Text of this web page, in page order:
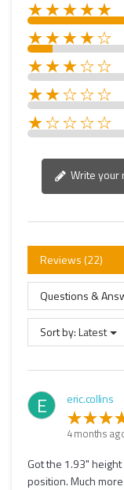
★★★★★
★★★★☆
★★★☆☆
★★☆☆☆
★☆☆☆☆
Write your
Reviews (22)
Questions &
Sort by:Latest
E eric.collins
4 months
Got the 1.93"
position. Much